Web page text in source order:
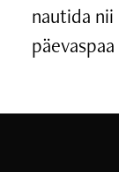
nautida